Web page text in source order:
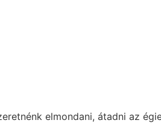
elmondani, átadni az